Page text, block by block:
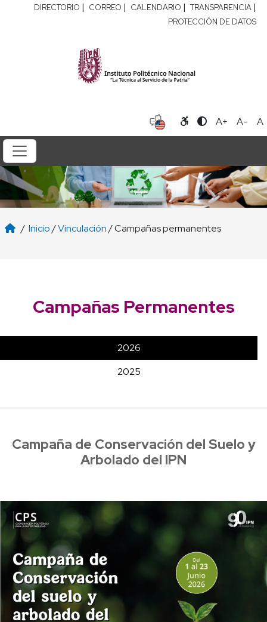
DIRECTORIO | CORREO | CALENDARIO | TRANSPARENCIA |
PROTECCIÓN DE DATOS
A+ A- A
/ Inicio/Vinculación/ Campañas permanentes
Campañas Permanentes
2026
2025
Campaña de Conservación del Suelo y
Arbolado del IPN